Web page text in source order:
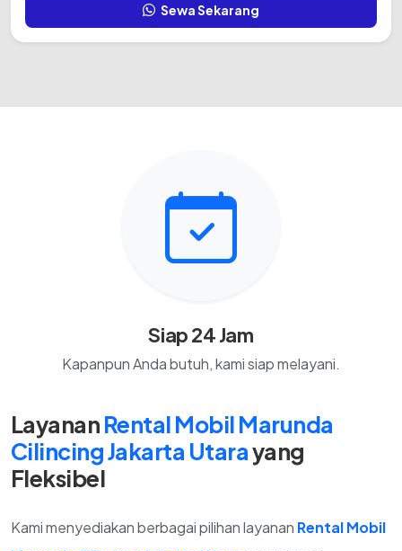
Sewa Sekarang
Siap 24 Jam
Kapanpun Anda butuh, kami siap melayani.
LayananRental Mobil Marunda
Cilincing Jakarta Utarayang
Fleksibel
Kami menyediakan berbagai pilihan layanan Rental Mobil